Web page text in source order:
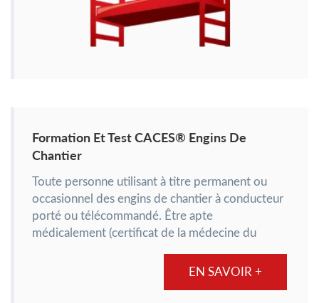
Formation Et Test CACES® Engins De
Chantier
Toute personne utilisant à titre permanent ou
occasionnel des engins de chantier à conducteur
porté ou télécommandé. Être apte
médicalement (certificat de la médecine du
auditive et psychotechnique pour exercer la
EN SAVOIR +